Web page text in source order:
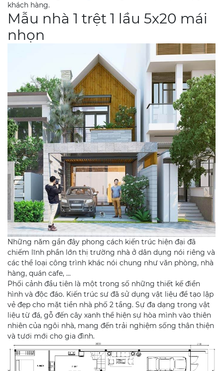
khách hàng.
Mẫu nhà 1 trệt 1 lầu 5x20 mái
nhọn
Những năm gần đây phong cách kiến trúc hiện đại đã
chiếm lĩnh phần lớn thị trường nhà ở dân dụng nói riêng và
các thể loại công trình khác nói chung như văn phòng, nhà
hàng, quán cafe, ...
Phối cảnh đầu tiên là một trong số những thiết kế điển
hình và độc đáo. Kiến trúc sư đã sử dụng vật liệu để tạo lập
vẻ đẹp cho mặt tiền nhà phố 2 tầng. Sự đa dạng trong vật
liệu từ đá, gỗ đến cây xanh thể hiện sự hòa mình vào thiên
nhiên của ngôi nhà, mang đến trải nghiệm sống thân thiện
và tươi mới cho gia đình.